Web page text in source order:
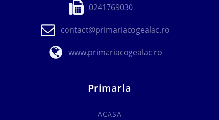
0241769030
contact@primariacogealac.ro
www.primariacogealac.ro
Primaria
ACASA